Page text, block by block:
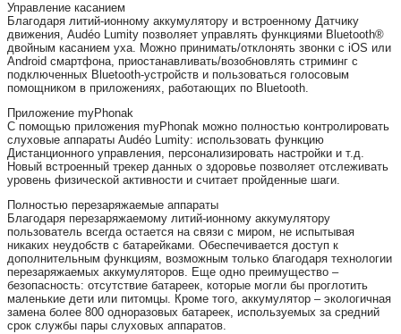
Управление касанием
Благодаря литий-ионному аккумулятору и встроенному Датчику
движения, Audéo Lumity позволяет управлять функциями Bluetooth®
двойным касанием уха. Можно принимать/отклонять звонки с iOS или
Android смартфона, приостанавливать/возобновлять стриминг с
подключенных Bluetooth-устройств и пользоваться голосовым
помощником в приложениях, работающих по Bluetooth.
Приложение myPhonak
С помощью приложения myPhonak можно полностью контролировать
слуховые аппараты Audéo Lumity: использовать функцию
Дистанционного управления, персонализировать настройки и т.д.
Новый встроенный трекер данных о здоровье позволяет отслеживать
уровень физической активности и считает пройденные шаги.
Полностью перезаряжаемые аппараты
Благодаря перезаряжаемому литий-ионному аккумулятору
пользователь всегда остается на связи с миром, не испытывая
никаких неудобств с батарейками. Обеспечивается доступ к
дополнительным функциям, возможным только благодаря технологии
перезаряжаемых аккумуляторов. Еще одно преимущество –
безопасность: отсутствие батареек, которые могли бы проглотить
маленькие дети или питомцы. Кроме того, аккумулятор – экологичная
замена более 800 одноразовых батареек, используемых за средний
срок службы пары слуховых аппаратов.